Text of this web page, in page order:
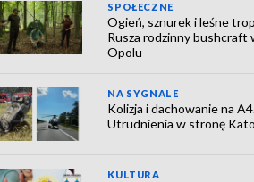
SPOŁECZNE
Ogień, sznurek i leśne
Rusza rodzinny bushcraft
Opolu
NA SYGNALE
Kolizja i dachowanie na
Utrudnienia w stronę
KULTURA